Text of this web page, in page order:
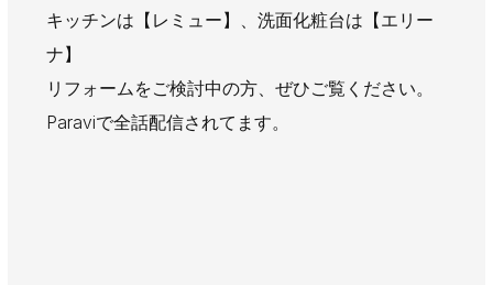
キッチンは【レミュー】、洗面化粧台は【エリー
ナ】
リフォームをご検討中の方、ぜひご覧ください。
Paraviで全話配信されてます。